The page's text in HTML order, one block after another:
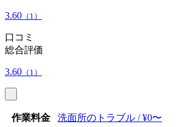
3.60 （1）
口コミ
総合評価
3.60 （1）
作業料金
洗面所のトラブル / ¥0〜